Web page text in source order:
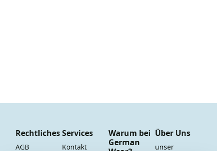
Rechtliches
AGB
Services
Kontakt
Warum bei
German
Über Uns
unser